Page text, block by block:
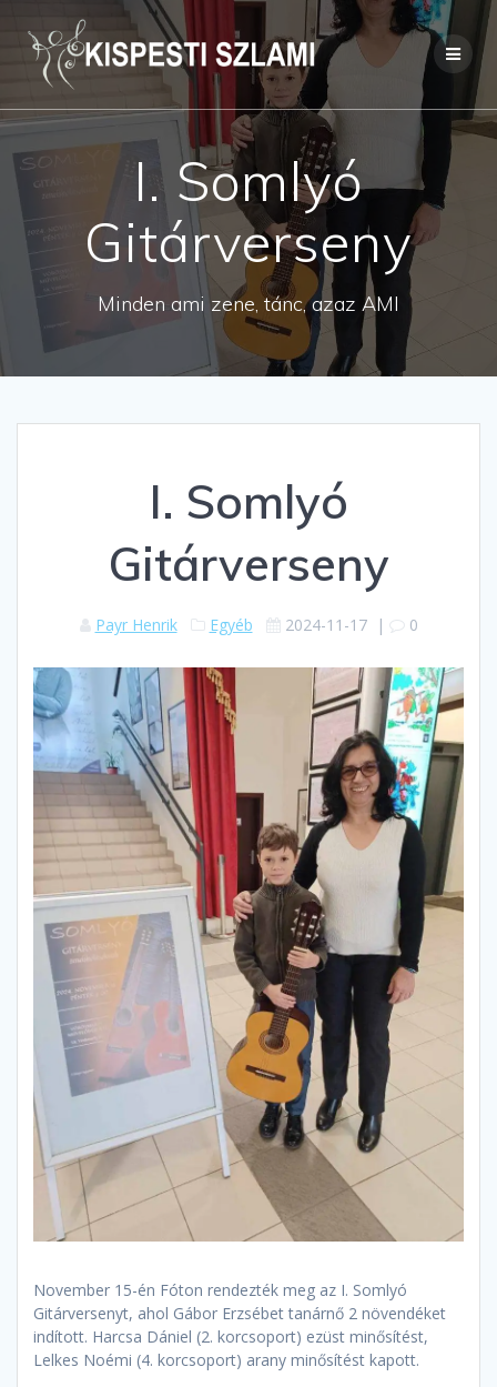
content
I. Somlyó
Gitárverseny
Minden ami zene, tánc, azaz AMI
I. Somlyó
Gitárverseny
Payr Henrik Egyéb 2024-11-17| 0
November 15-én Fóton rendezték meg az I. Somlyó
Gitárversenyt, ahol Gábor Erzsébet tanárnő 2 növendéket
indított. Harcsa Dániel (2. korcsoport) ezüst minősítést,
Lelkes Noémi (4. korcsoport) arany minősítést kapott.